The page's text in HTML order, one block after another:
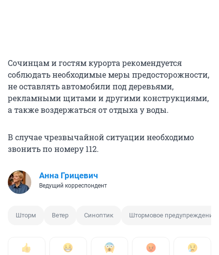
Сочинцам и гостям курорта рекомендуется
соблюдать необходимые меры предосторожности,
не оставлять автомобили под деревьями,
рекламными щитами и другими конструкциями,
а также воздержаться от отдыха у воды.
В случае чрезвычайной ситуации необходимо
звонить по номеру 112.
Анна Грицевич
Ведущий корреспондент
Шторм Ветер Синоптик Штормовое предупреждение